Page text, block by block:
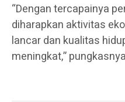
“Dengan tercapainya
diharapkan aktivitas
lancar dan kualitas
meningkat,”